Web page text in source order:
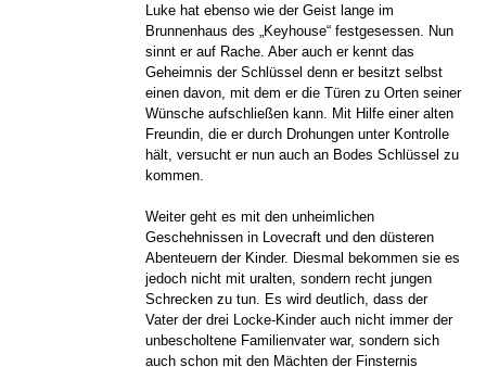
Luke hat ebenso wie der Geist lange im
Brunnenhaus des „Keyhouse“ festgesessen. Nun
sinnt er auf Rache. Aber auch er kennt das
Geheimnis der Schlüssel denn er besitzt selbst
einen davon, mit dem er die Türen zu Orten seiner
Wünsche aufschließen kann. Mit Hilfe einer alten
Freundin, die er durch Drohungen unter Kontrolle
hält, versucht er nun auch an Bodes Schlüssel zu
kommen.
Weiter geht es mit den unheimlichen
Geschehnissen in Lovecraft und den düsteren
Abenteuern der Kinder. Diesmal bekommen sie es
jedoch nicht mit uralten, sondern recht jungen
Schrecken zu tun. Es wird deutlich, dass der
Vater der drei Locke-Kinder auch nicht immer der
unbescholtene Familienvater war, sondern sich
auch schon mit den Mächten der Finsternis